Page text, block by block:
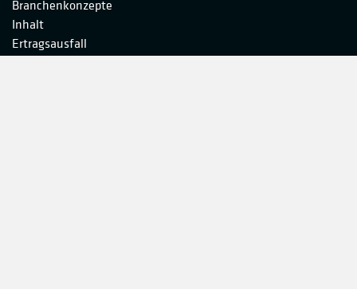
Branchenkonzepte
Inhalt
Ertragsausfall